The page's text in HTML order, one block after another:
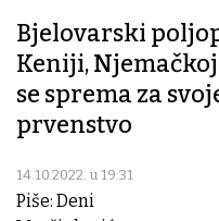
Bjelovarski
Keniji,
se sprema za
prvenstvo
14.10.2022. u 19:31
Piše: Deni